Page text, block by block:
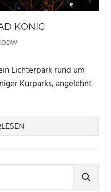
KÖNIG
Lichterpark rund um
Kurparks, angelehnt
SUCHEN